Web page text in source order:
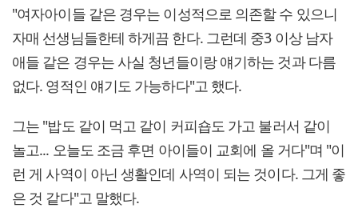
"여자아이들 같은 경우는 이성적으로 의존할 수 있으니
자매 선생님들한테 하게끔 한다. 그런데 중3 이상 남자
애들 같은 경우는 사실 청년들이랑 얘기하는 것과 다름
없다. 영적인 얘기도 가능하다"고 했다.
그는 "밥도 같이 먹고 같이 커피숍도 가고 불러서 같이
놀고... 오늘도 조금 후면 아이들이 교회에 올 거다"며 "이
런 게 사역이 아닌 생활인데 사역이 되는 것이다. 그게 좋
은 것 같다"고 말했다.